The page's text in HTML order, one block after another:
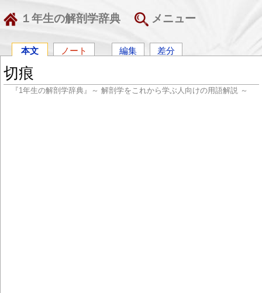
１年生の解剖学辞典 メニュー
本文 ノート 編集 差分
切痕
『1年生の解剖学辞典』～ 解剖学をこれから学ぶ人向けの用語解説 ～